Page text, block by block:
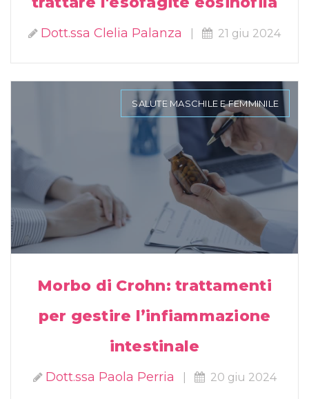
Dott.ssa Clelia Palanza 21 giu 2024
SALUTE MASCHILE E FEMMINILE
Morbo di Crohn: trattamenti
per gestire l’infiammazione
intestinale
Dott.ssa Paola Perria 20 giu 2024